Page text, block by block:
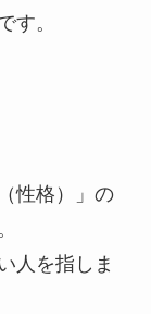
す。
性格）」の
人を指しま